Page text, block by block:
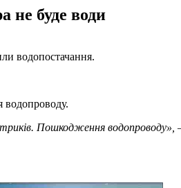
не буде води
водопостачання.
водопроводу.
Пошкодження водопроводу»,